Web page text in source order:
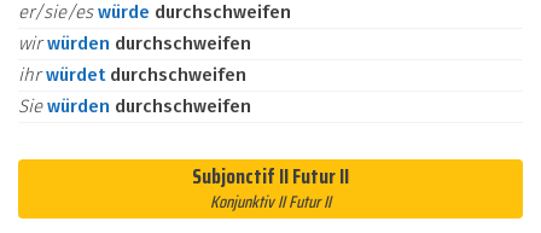
er/sie/eswürde durchschweifen
wirwürden durchschweifen
ihrwürdet durchschweifen
Siewürden durchschweifen
Subjonctif II Futur II
Konjunktiv II Futur II